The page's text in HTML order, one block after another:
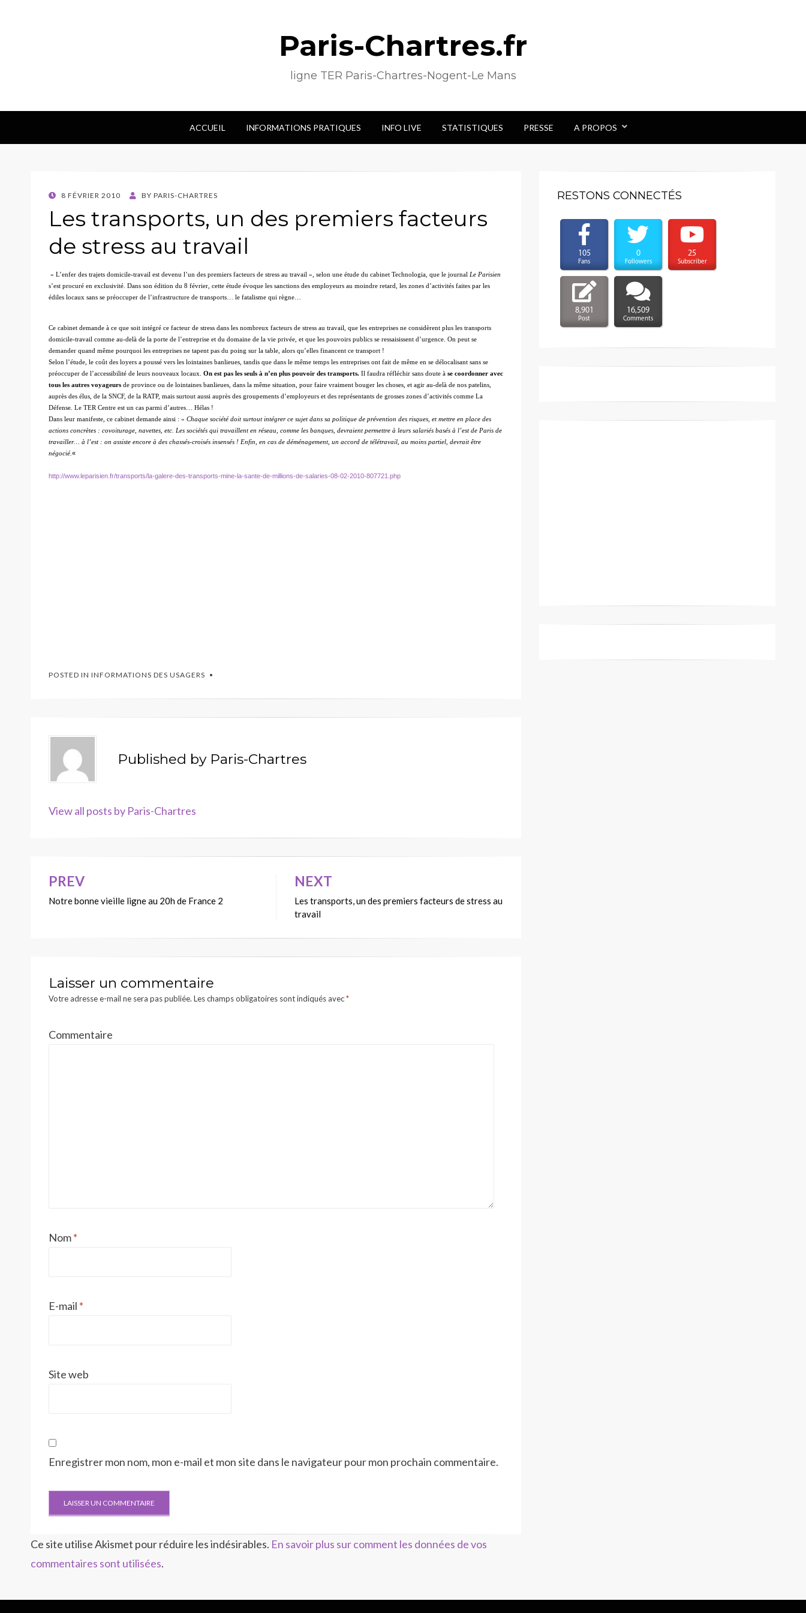
Paris-Chartres.fr
ligne TER Paris-Chartres-Nogent-Le Mans
ACCUEIL INFORMATIONS PRATIQUES INFO LIVE STATISTIQUES PRESSE A PROPOS
POSTED
8 FÉVRIER 2010 BY PARIS-CHARTRES
Les transports, un des premiers facteurs
de stress au travail
« L’enfer des trajets domicile-travail est devenu l’un des premiers facteurs de stress au travail », selon une étude du cabinet Technologia, que le journal Le Parisien
s’est procuré en exclusivité. Dans son édition du 8 février, cette étude évoque les sanctions des employeurs au moindre retard, les zones d’activités faites par les
édiles locaux sans se préoccuper de l’infrastructure de transports… le fatalisme qui règne…
Ce cabinet demande à ce que soit intégré ce facteur de stress dans les nombreux facteurs de stress au travail, que les entreprises ne considèrent plus les transports
domicile-travail comme au-delà de la porte de l’entreprise et du domaine de la vie privée, et que les pouvoirs publics se ressaisissent d’urgence. On peut se
demander quand même pourquoi les entreprises ne tapent pas du poing sur la table, alors qu’elles financent ce transport !
Selon l’étude, le coût des loyers a poussé vers les lointaines banlieues, tandis que dans le même temps les entreprises ont fait de même en se délocalisant sans se
préoccuper de l’accessibilité de leurs nouveaux locaux. On est pas les seuls à n’en plus pouvoir des transports. Il faudra réfléchir sans doute à se coordonner avec
tous les autres voyageurs de province ou de lointaines banlieues, dans la même situation, pour faire vraiment bouger les choses, et agir au-delà de nos patelins,
auprès des élus, de la SNCF, de la RATP, mais surtout aussi auprès des groupements d’employeurs et des représentants de grosses zones d’activités comme La
Défense. Le TER Centre est un cas parmi d’autres… Hélas !
Dans leur manifeste, ce cabinet demande ainsi : « Chaque société doit surtout intégrer ce sujet dans sa politique de prévention des risques, et mettre en place des
actions concrètes : covoiturage, navettes, etc. Les sociétés qui travaillent en réseau, comme les banques, devraient permettre à leurs salariés basés à l’est de Paris de
travailler… à l’est : on assiste encore à des chassés-croisés insensés ! Enfin, en cas de déménagement, un accord de télétravail, au moins partiel, devrait être
négocié. «
http://www.leparisien.fr/transports/la-galere-des-transports-mine-la-sante-de-millions-de-salaries-08-02-2010-807721.php
POSTED IN INFORMATIONS DES USAGERS
Published by Paris-Chartres
View all posts by Paris-Chartres
Navigation
de
PREV
Notre bonne vieille ligne au 20h de France 2
NEXT
Les transports, un des premiers facteurs de stress au
travail
Laisser un commentaire
Votre adresse e-mail ne sera pas publiée. Les champs obligatoires sont indiqués avec*
Commentaire
Nom*
E-mail *
Site web
Enregistrer mon nom, mon e-mail et mon site dans le navigateur pour mon prochain commentaire.
Ce site utilise Akismet pour réduire les indésirables. En savoir plus sur comment les données de vos
commentaires sont utilisées.
RESTONS CONNECTÉS
105
Fans
0
Followers
25
Subscriber
8,901
Post
16,509
Comments